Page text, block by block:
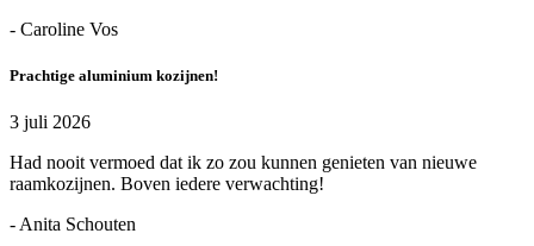
- Caroline Vos
Prachtige aluminium kozijnen!
3 juli 2026
Had nooit vermoed dat ik zo zou kunnen genieten van nieuwe
raamkozijnen. Boven iedere verwachting!
- Anita Schouten